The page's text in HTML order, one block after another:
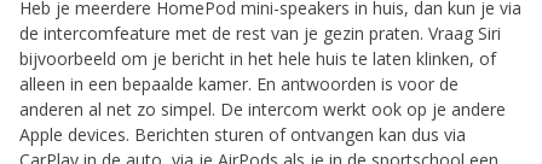
Heb je meerdere HomePod mini-speakers in huis, dan kun je via
de intercomfeature met de rest van je gezin praten. Vraag Siri
bijvoorbeeld om je bericht in het hele huis te laten klinken, of
alleen in een bepaalde kamer. En antwoorden is voor de
anderen al net zo simpel. De intercom werkt ook op je andere
Apple devices. Berichten sturen of ontvangen kan dus via